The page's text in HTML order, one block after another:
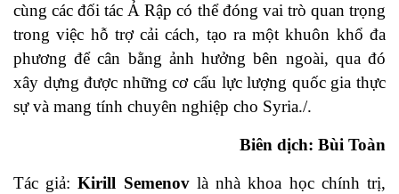
cùng các đối tác Ả Rập có thể đóng vai trò quan trọng
trong việc hỗ trợ cải cách, tạo ra một khuôn khổ đa
phương để cân bằng ảnh hưởng bên ngoài, qua đó
xây dựng được những cơ cấu lực lượng quốc gia thực
sự và mang tính chuyên nghiệp cho Syria./.
Biên dịch: Bùi Toàn
Tác giả:Kirill Semenov là nhà khoa học chính trị,